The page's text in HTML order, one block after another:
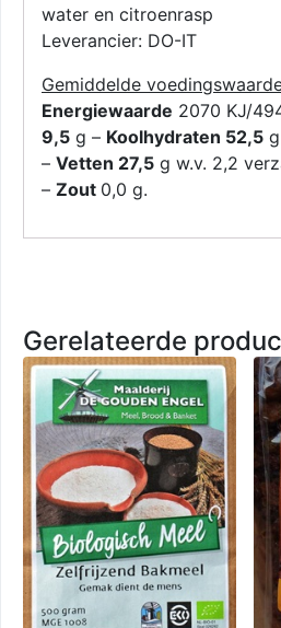
water en citroenrasp
Leverancier: DO-IT
Gemiddelde
Energiewaarde 2070 KJ/
9,5 g – Koolhydraten 52,5
– Vetten 27,5 g w.v. 2,2
– Zout 0,0 g.
Gerelateerde